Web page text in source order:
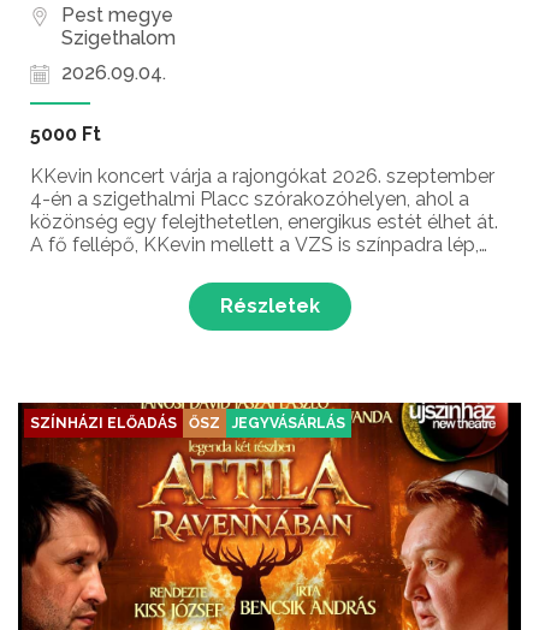
Pest megye
Szigethalom
2026.09.04.
5000 Ft
KKevin koncert várja a rajongókat 2026. szeptember
4-én a szigethalmi Placc szórakozóhelyen, ahol a
közönség egy felejthetetlen, energikus estét élhet át.
A fő fellépő, KKevin mellett a VZS is színpadra lép,
egyetlen este alatt. A dinamikus zenék, a...
Részletek
SZÍNHÁZI ELŐADÁS ŐSZ JEGYVÁSÁRLÁS